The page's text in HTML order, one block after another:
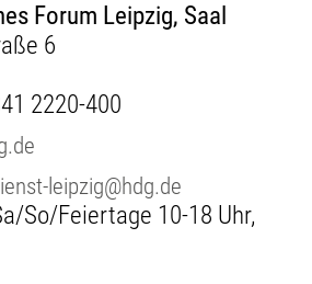
Forum Leipzig, Saal
6
2220-400
leipzig@hdg.de
So/Feiertage 10-18 Uhr,